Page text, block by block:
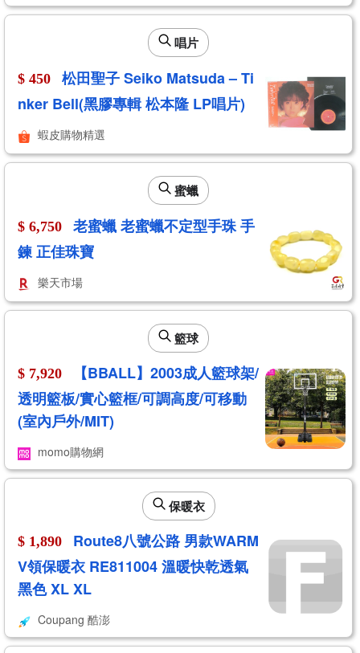
唱片
$ 450
松田聖子 Seiko Matsuda ‎– Ti
nker Bell(黑膠專輯 松本隆 LP唱片)
蝦皮購物精選
蜜蠟
$ 6,750
老蜜蠟 老蜜蠟不定型手珠 手
鍊 正佳珠寶
樂天市場
籃球
$ 7,920
【BBALL】2003成人籃球架/
透明籃板/實心籃框/可調高度/可移動
(室內戶外/MIT)
momo購物網
保暖衣
$ 1,890
Route8八號公路 男款WARM
V領保暖衣 RE811004 溫暖快乾透氣
黑色 XL XL
Coupang 酷澎